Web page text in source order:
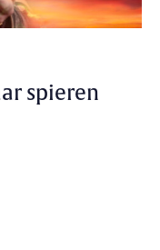
spieren